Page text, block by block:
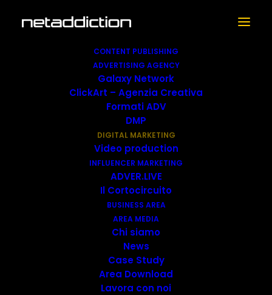
CONTENT PUBLISHING
ADVERTISING AGENCY
Galaxy Network
ClickArt – Agenzia Creativa
Formati ADV
DMP
DIGITAL MARKETING
Video production
INFLUENCER MARKETING
ADVER.LIVE
Il Cortocircuito
BUSINESS AREA
AREA MEDIA
Chi siamo
News
Case Study
Area Download
Lavora con noi
ventennale esperienza
editoriale onlinein settori specifici come
l’entertainment, il food ed il tech, lifestyle e
Netaddictionè in grado di offrire
soluzioni intelligenti, integrate ed efficaci
piani di comunicazione misurabili in base agli
obiettivi dei partner su tutte le piattaforme
online disponibili. La comunicazione digital non
è mai stata così integrata!